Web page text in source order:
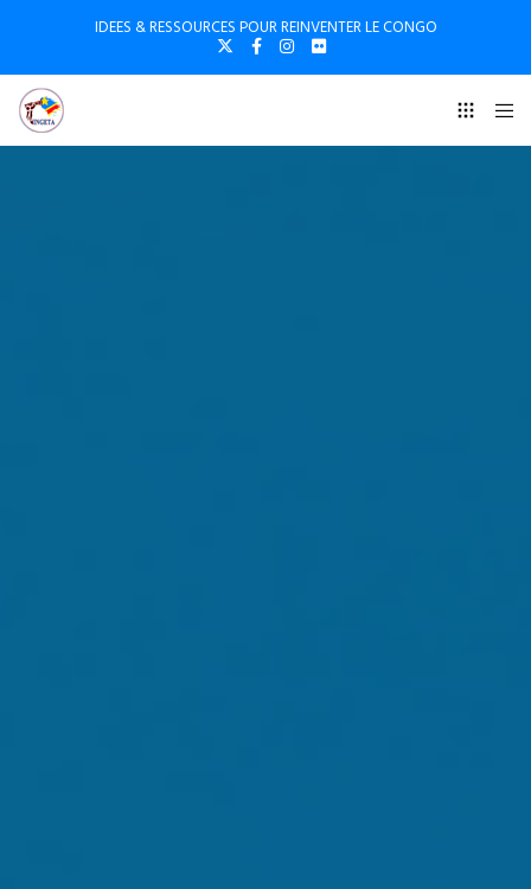
IDEES & RESSOURCES POUR REINVENTER LE CONGO